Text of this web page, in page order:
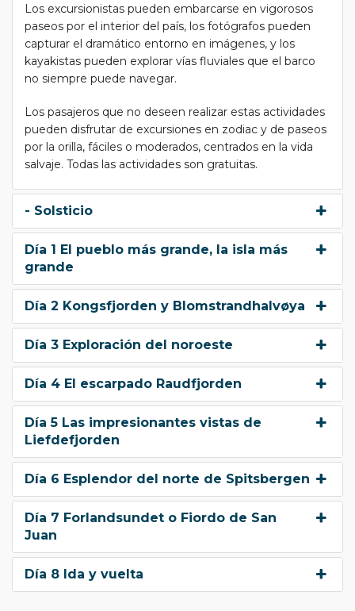
Los excursionistas pueden embarcarse en vigorosos
paseos por el interior del país, los fotógrafos pueden
capturar el dramático entorno en imágenes, y los
kayakistas pueden explorar vías fluviales que el barco
no siempre puede navegar.
Los pasajeros que no deseen realizar estas actividades
pueden disfrutar de excursiones en zodiac y de paseos
por la orilla, fáciles o moderados, centrados en la vida
salvaje. Todas las actividades son gratuitas.
- Solsticio
Día 1 El pueblo más grande, la isla más
grande
Día 2 Kongsfjorden y Blomstrandhalvøya
Día 3 Exploración del noroeste
Día 4 El escarpado Raudfjorden
Día 5 Las impresionantes vistas de
Liefdefjorden
Día 6 Esplendor del norte de Spitsbergen
Día 7 Forlandsundet o Fiordo de San
Juan
Día 8 Ida y vuelta